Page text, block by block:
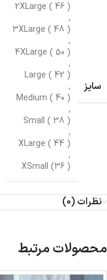
سایز
2XLarge ( 46 )
,
3XLarge ( 48 )
,
4XLarge ( 50 )
,
Large ( 42 )
,
Medium ( 40 )
,
Small ( 38 )
,
XLarge ( 44 )
,
XSmall (36 )
نظرات (0)
محصولات مرتبط